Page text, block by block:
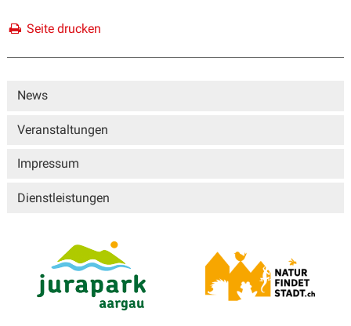
Seite drucken
Sidebar
News
Veranstaltungen
Impressum
Dienstleistungen